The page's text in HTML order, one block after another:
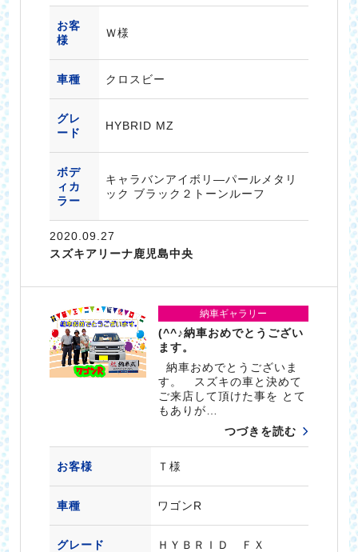
お客
様
Ｗ様
車種 クロスビー
グレ
ード
HYBRID MZ
ボデ
ィカ
ラー
キャラバンアイボリ―パールメタリ
ック ブラック２トーンルーフ
2020.09.27
スズキアリーナ鹿児島中央
納車ギャラリー
(^^♪納車おめでとうござい
ます。
納車おめでとうございま
す。 スズキの車と決めて
ご来店して頂けた事を とて
もありが…
つづきを読む
お客様 Ｔ様
車種 ワゴンR
グレード ＨＹＢＲＩＤ ＦＸ